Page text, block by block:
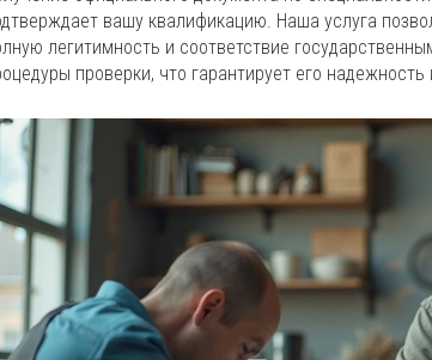
вашу квалификацию. Наша услуга
легитимность и соответствие
проверки, что гарантирует его